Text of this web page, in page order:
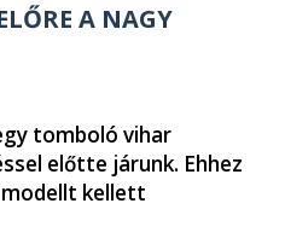
A NAGY
tomboló vihar
előtte járunk. Ehhez
kellett